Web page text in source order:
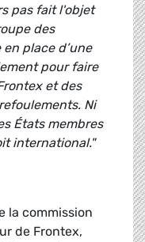
pas fait l'objet
des
place d’une
pour faire
et des
Ni
États membres
international."
la commission
de Frontex,